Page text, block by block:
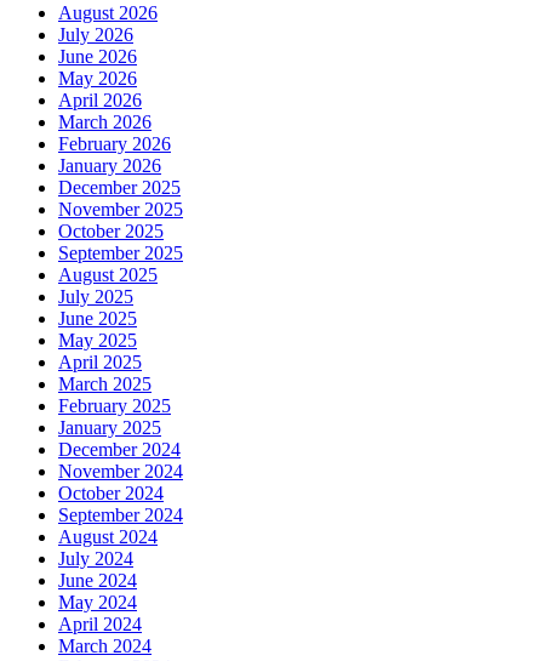
August 2026
July 2026
June 2026
May 2026
April 2026
March 2026
February 2026
January 2026
December 2025
November 2025
October 2025
September 2025
August 2025
July 2025
June 2025
May 2025
April 2025
March 2025
February 2025
January 2025
December 2024
November 2024
October 2024
September 2024
August 2024
July 2024
June 2024
May 2024
April 2024
March 2024